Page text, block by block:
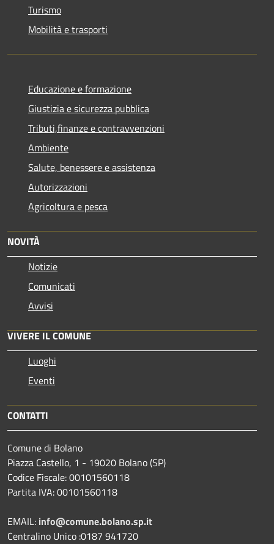
Turismo
Mobilità e trasporti
Educazione e formazione
Giustizia e sicurezza pubblica
Tributi,finanze e contravvenzioni
Ambiente
Salute, benessere e assistenza
Autorizzazioni
Agricoltura e pesca
NOVITÀ
Notizie
Comunicati
Avvisi
VIVERE IL COMUNE
Luoghi
Eventi
CONTATTI
Comune di Bolano
Piazza Castello, 1 - 19020 Bolano (SP)
Codice Fiscale: 00101560118
Partita IVA: 00101560118
EMAIL: info@comune.bolano.sp.it
Centralino Unico :0187 941720